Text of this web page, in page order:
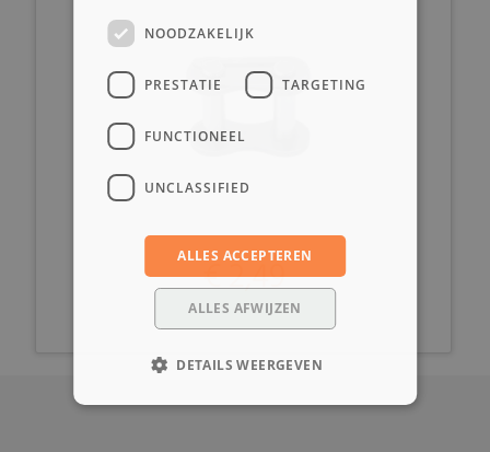
€ 2,49
NOODZAKELIJK
PRESTATIE TARGETING
FUNCTIONEEL
UNCLASSIFIED
ALLES ACCEPTEREN
ALLES AFWIJZEN
DETAILS WEERGEVEN